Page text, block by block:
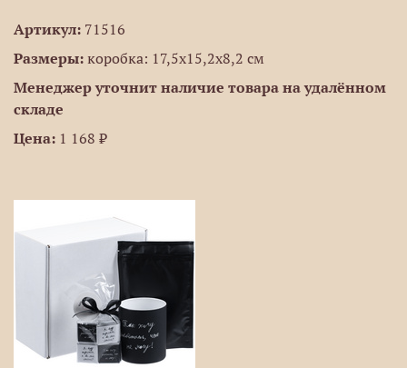
Артикул: 71516
Размеры: коробка: 17,5х15,2х8,2 см
Менеджер уточнит наличие товара на удалённом
складе
Цена: 1 168 ₽